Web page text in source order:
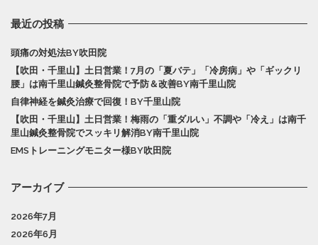
最近の投稿
頭痛の対処法BY吹田院
【吹田・千里山】土日営業！7月の「夏バテ」「冷房病」や「ギックリ
腰」は南千里山鍼灸整骨院で予防＆改善BY南千里山院
自律神経を鍼灸治療で回復！BY千里山院
【吹田・千里山】土日営業！梅雨の「重ダルい」不調や「冷え」は南千
里山鍼灸整骨院でスッキリ解消BY南千里山院
EMSトレーニングモニター様BY吹田院
アーカイブ
2026年7月
2026年6月